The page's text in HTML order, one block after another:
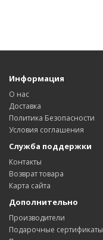
Информация
О нас
Доставка
Политика Безопасности
Условия соглашения
Служба поддержки
Контакты
Возврат товара
Карта сайта
Дополнительно
Производители
Подарочные сертификаты